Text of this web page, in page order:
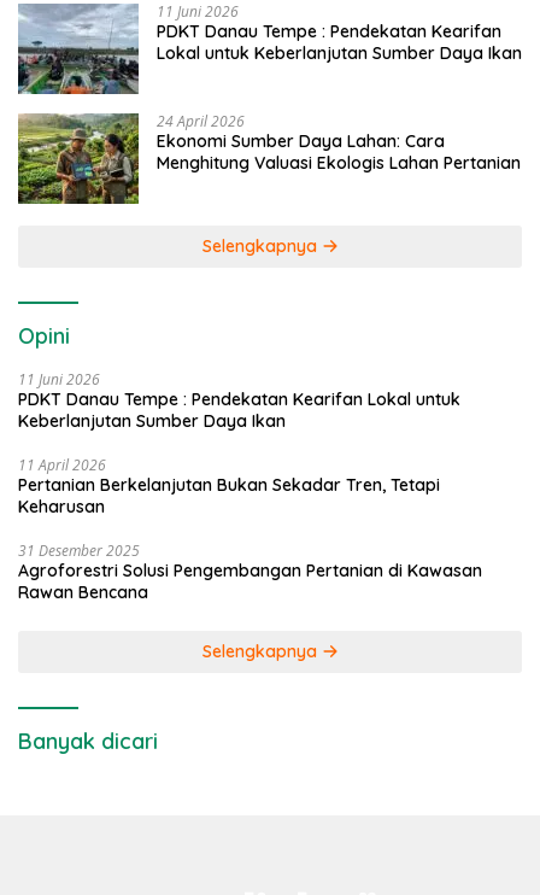
11 Juni 2026
PDKT Danau Tempe : Pendekatan Kearifan
Lokal untuk Keberlanjutan Sumber Daya Ikan
24 April 2026
Ekonomi Sumber Daya Lahan: Cara
Menghitung Valuasi Ekologis Lahan Pertanian
Selengkapnya
Opini
11 Juni 2026
PDKT Danau Tempe : Pendekatan Kearifan Lokal untuk
Keberlanjutan Sumber Daya Ikan
11 April 2026
Pertanian Berkelanjutan Bukan Sekadar Tren, Tetapi
Keharusan
31 Desember 2025
Agroforestri Solusi Pengembangan Pertanian di Kawasan
Rawan Bencana
Selengkapnya
Banyak dicari